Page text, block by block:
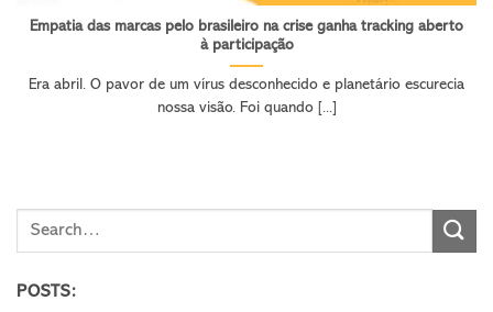
Empatia das marcas pelo brasileiro na crise ganha tracking aberto
à participação
Era abril. O pavor de um vírus desconhecido e planetário escurecia
nossa visão. Foi quando [...]
POSTS: